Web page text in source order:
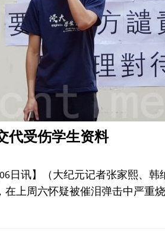
代受伤学生资料
06日讯】（大纪元记者张家熙、
在上周六怀疑被催泪弹击中严重